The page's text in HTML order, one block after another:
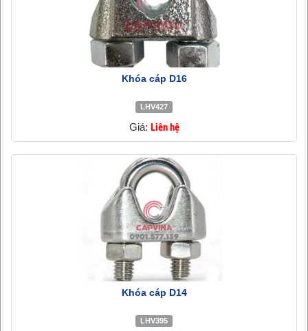
Khóa cáp D16
LHV427
Giá: Liên hệ
Khóa cáp D14
LHV395